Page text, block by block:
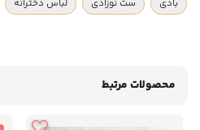
بادی
ست نوزادی لباس دخترانه
محصولات مرتبط